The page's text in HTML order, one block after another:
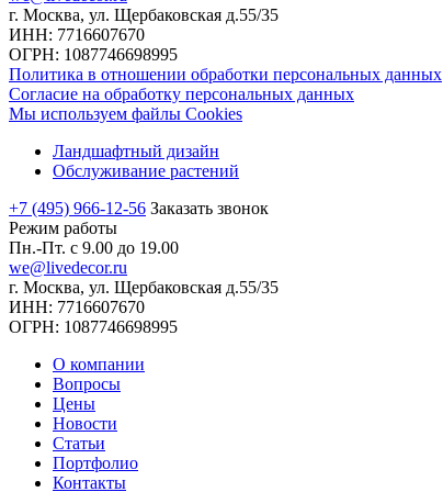
г. Москва, ул. Щербаковская д.55/35
ИНН: 7716607670
ОГРН: 1087746698995
Политика в отношении обработки персональных данных
Согласие на обработку персональных данных
Мы используем файлы Cookies
Ландшафтный дизайн
Обслуживание растений
+7 (495) 966-12-56 Заказать звонок
Режим работы
Пн.-Пт. с 9.00 до 19.00
we@livedecor.ru
г. Москва, ул. Щербаковская д.55/35
ИНН: 7716607670
ОГРН: 1087746698995
О компании
Вопросы
Цены
Новости
Статьи
Портфолио
Контакты